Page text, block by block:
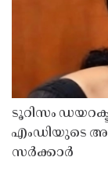
ടൂറിസം
എംഡിയുടെ
സർക്കാർ